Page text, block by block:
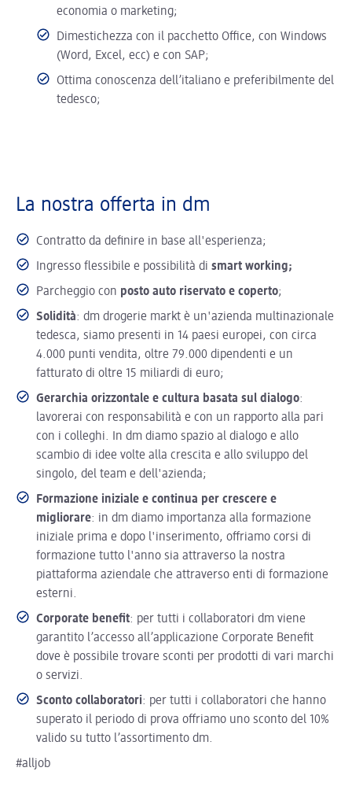
economia o marketing;
Dimestichezza con il pacchetto Office, con Windows
(Word, Excel, ecc) e con SAP;
Ottima conoscenza dell’italiano e preferibilmente del
tedesco;
La nostra offerta in dm
Contratto da definire in base all'esperienza;
Ingresso flessibile e possibilità di smart working;
Parcheggio con posto auto riservato e coperto;
Solidità: dm drogerie markt è un'azienda multinazionale
tedesca, siamo presenti in 14 paesi europei, con circa
4.000 punti vendita, oltre 79.000 dipendenti e un
fatturato di oltre 15 miliardi di euro;
Gerarchia orizzontale e cultura basata sul dialogo:
lavorerai con responsabilità e con un rapporto alla pari
con i colleghi. In dm diamo spazio al dialogo e allo
scambio di idee volte alla crescita e allo sviluppo del
singolo, del team e dell'azienda;
Formazione iniziale e continua per crescere e
migliorare: in dm diamo importanza alla formazione
iniziale prima e dopo l'inserimento, offriamo corsi di
formazione tutto l'anno sia attraverso la nostra
piattaforma aziendale che attraverso enti di formazione
esterni.
Corporate benefit: per tutti i collaboratori dm viene
garantito l’accesso all’applicazione Corporate Benefit
dove è possibile trovare sconti per prodotti di vari marchi
o servizi.
Sconto collaboratori: per tutti i collaboratori che hanno
superato il periodo di prova offriamo uno sconto del 10%
valido su tutto l’assortimento dm.
#alljob